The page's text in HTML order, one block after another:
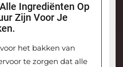
Ingrediënten Op
Zijn Voor Je
het bakken van
te zorgen dat alle